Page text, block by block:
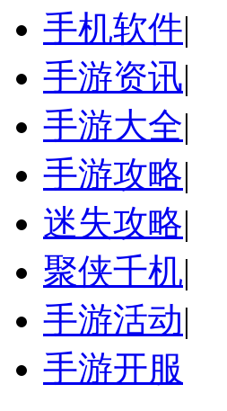
手机软件|
手游资讯|
手游大全|
手游攻略|
迷失攻略|
聚侠千机|
手游活动|
手游开服